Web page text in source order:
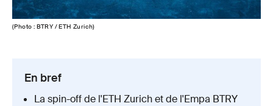
(Photo : BTRY / ETH Zurich)
En bref
La spin-off de l'ETH Zurich et de l'Empa BTRY